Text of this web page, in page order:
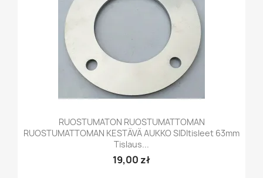
RUOSTUMATON RUOSTUMATTOMAN
RUOSTUMATTOMAN KESTÄVÄ AUKKO SIDItisleet 63mm
Tislaus...
19,00 zł